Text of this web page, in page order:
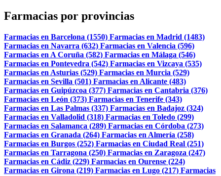
Farmacias por provincias
Farmacias en Barcelona (1550) Farmacias en Madrid (1483)
Farmacias en Navarra (632) Farmacias en Valencia (596)
Farmacias en A Coruña (582) Farmacias en Málaga (546)
Farmacias en Pontevedra (542) Farmacias en Vizcaya (535)
Farmacias en Asturias (529) Farmacias en Murcia (529)
Farmacias en Sevilla (501) Farmacias en Alicante (483)
Farmacias en Guipúzcoa (377) Farmacias en Cantabria (376)
Farmacias en León (373) Farmacias en Tenerife (343)
Farmacias en Las Palmas (337) Farmacias en Badajoz (324)
Farmacias en Valladolid (318) Farmacias en Toledo (299)
Farmacias en Salamanca (289) Farmacias en Córdoba (273)
Farmacias en Granada (264) Farmacias en Almería (258)
Farmacias en Burgos (252) Farmacias en Ciudad Real (251)
Farmacias en Tarragona (250) Farmacias en Zaragoza (247)
Farmacias en Cádiz (229) Farmacias en Ourense (224)
Farmacias en Girona (219) Farmacias en Lugo (217) Farmacias